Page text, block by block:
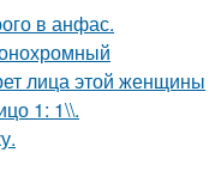
в анфас.
лица этой женщины
1: 1\\.